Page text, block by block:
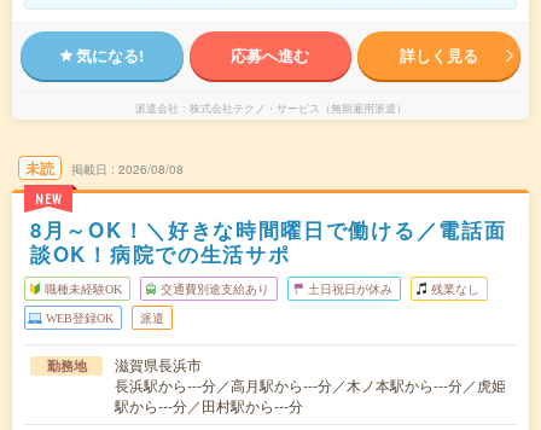
気になる! 応募へ進む 詳しく見る
派遣会社 株式会社テクノ・サービス（無期雇用派遣）
未読
NEW
掲載日 2026/08/08
8月～OK！＼好きな時間曜日で働ける／電話面
談OK！病院での生活サポ
職種未経験OK 交通費別途支給あり 土日祝日が休み 残業なし
WEB登録OK 派遣
勤務地
滋賀県長浜市
長浜駅から---分／高月駅から---分／木ノ本駅から---分／虎姫
駅から---分／田村駅から---分